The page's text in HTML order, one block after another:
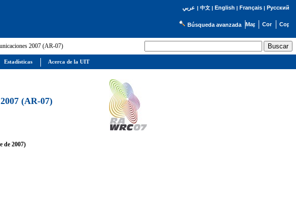
عربي | 中文| English | Français| Русский
Búsqueda avanzada
2007 (AR-07)
(AR-07)
de 2007)
Estadísticas Acerca de la UIT